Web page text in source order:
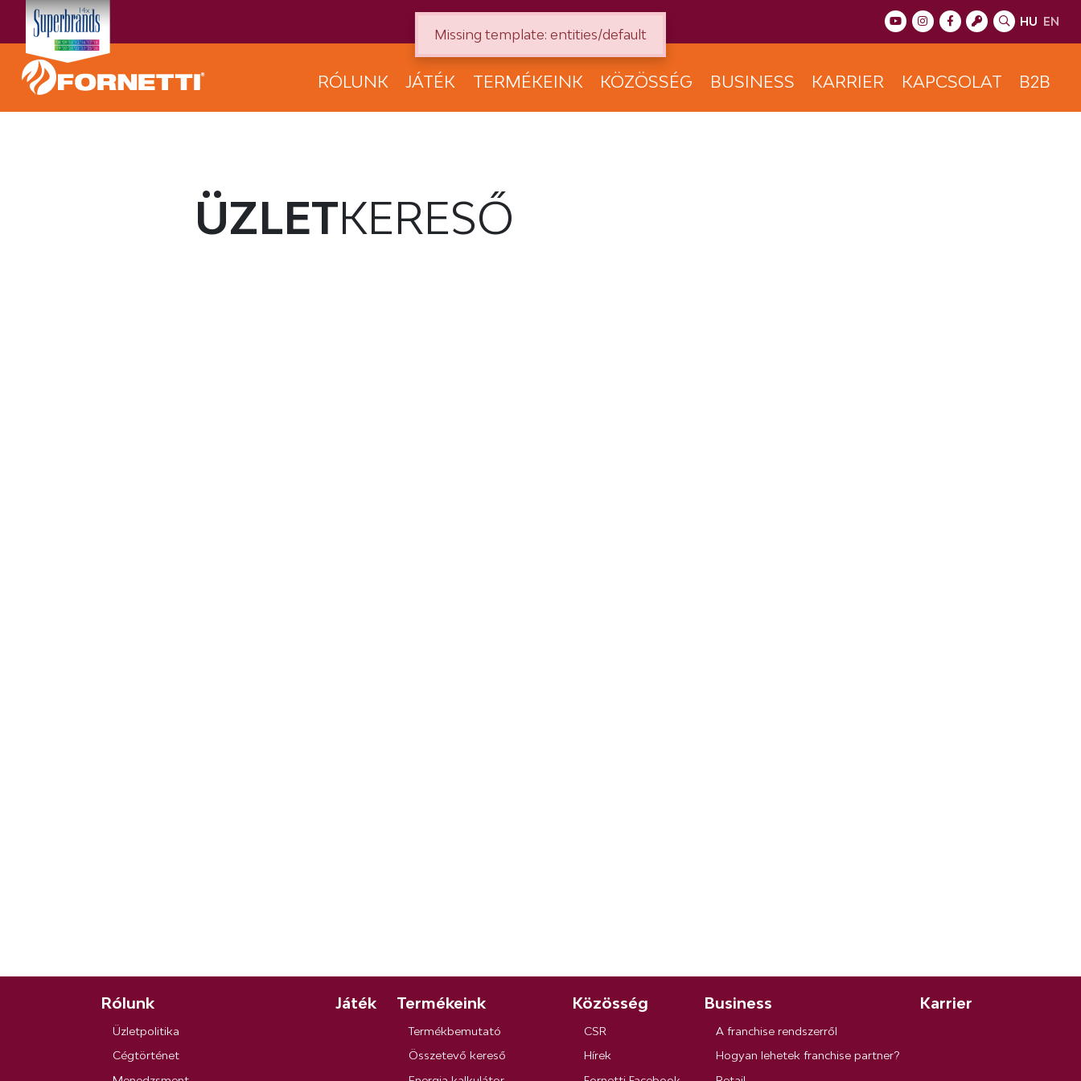
HU EN
RÓLUNK JÁTÉK TERMÉKEINK KÖZÖSSÉG BUSINESS KARRIER KAPCSOLAT B2B
ÜZLETKERESŐ
Rólunk
Üzletpolitika
Cégtörténet
Játék Termékeink
Termékbemutató
Összetevő kereső
Közösség
CSR
Hírek
Business
A franchise rendszerről
Hogyan lehetek franchise partner?
Karrier
Missing template: entities/default